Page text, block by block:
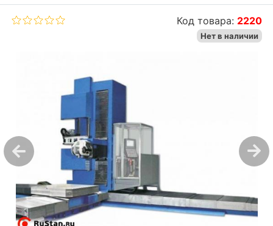
Код товара: 2220
Нет в наличии